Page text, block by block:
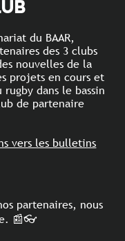
du BAAR,
des 3 clubs
nouvelles de la
projets en cours et
dans le bassin
de partenaire
vers les bulletins
partenaires, nous
📰👓